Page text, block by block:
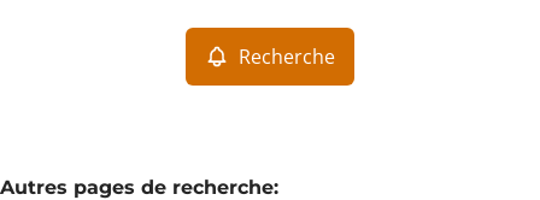
Recherche
Autres pages de recherche: